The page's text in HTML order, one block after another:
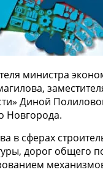
министра
Диной
Новгорода.
в сферах
дорог общего